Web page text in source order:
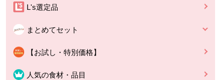
L's選定品
まとめてセット
【お試し・特別価格】
人気の食材・品目